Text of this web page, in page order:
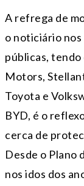
A refrega de
o noticiário nos
públicas, tendo
Motors,
Toyota e
BYD, é o
cerca de
Desde o Plano
nos idos dos